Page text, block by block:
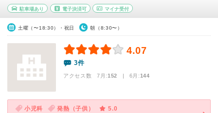
駐車場あり 電子決済可 マイナ受付
土曜（〜18:30）・祝日 朝（8:30〜）
4.07
3件
アクセス数 7月:152 | 6月:144
小児科 発熱（子供）
5.0